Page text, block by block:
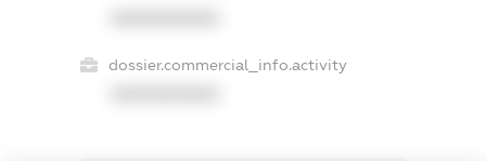
dossier.commercial_info.activity